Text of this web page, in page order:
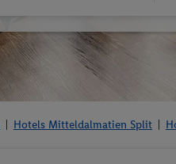
Hotels Mitteldalmatien Split